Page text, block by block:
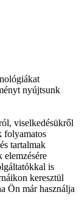
nyújtsunk
viselkedésükről
folyamatos
tartalmak
elemzésére
is
keresztül
Ön már használja